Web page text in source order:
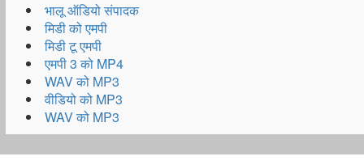
भालू ऑडियो संपादक
मिडी को एमपी
मिडी टू एमपी
एमपी 3 को MP4
WAV को MP3
वीडियो को MP3
WAV को MP3